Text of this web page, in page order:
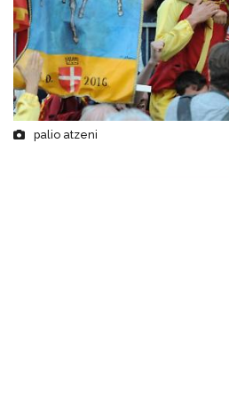
palio atzeni